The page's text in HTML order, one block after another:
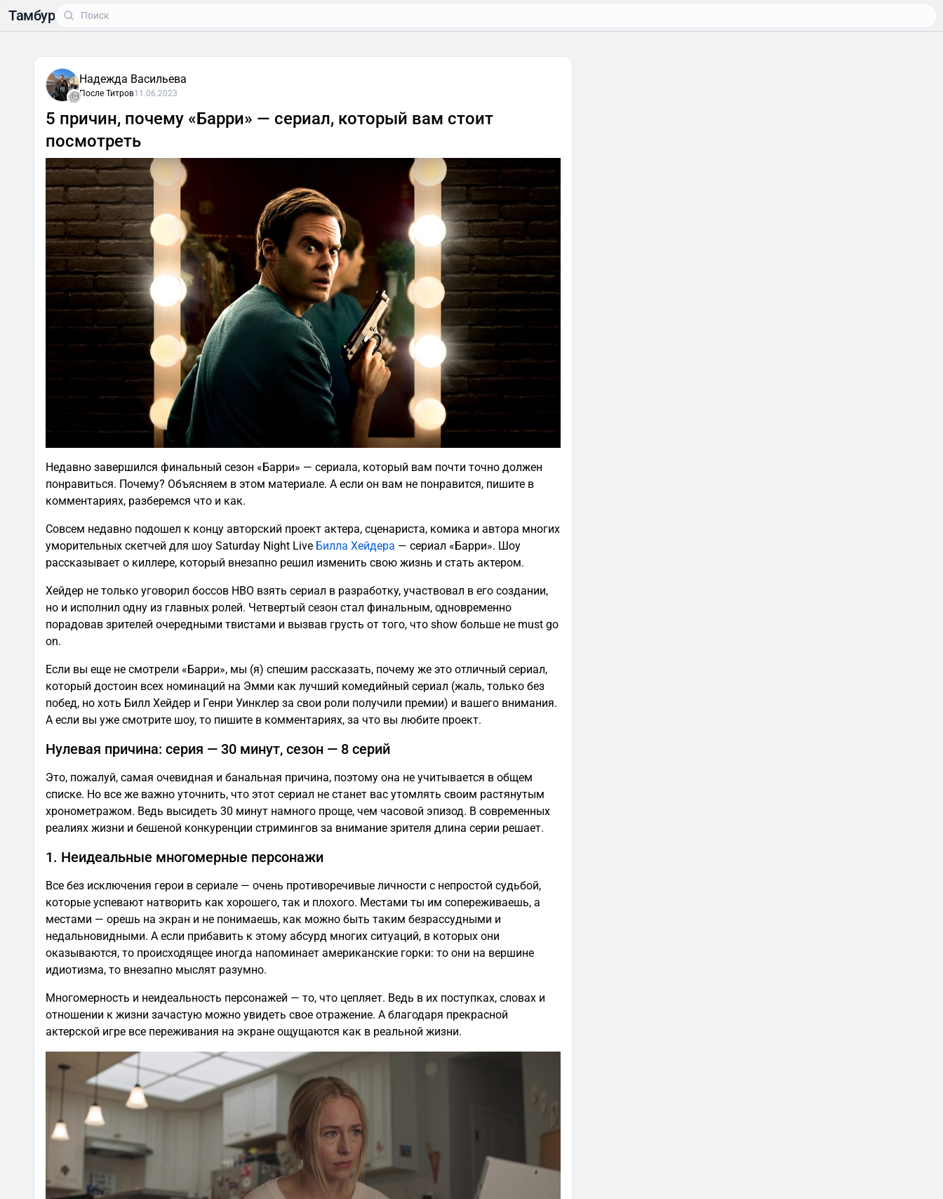
Тамбур
Надежда Васильева
После Титров11.06.2023
5 причин, почему «Барри» — сериал, который вам стоит
посмотреть
Недавно завершился финальный сезон «Барри» — сериала, который вам почти точно должен
понравиться. Почему? Объясняем в этом материале. А если он вам не понравится, пишите в
комментариях, разберемся что и как.
Совсем недавно подошел к концу авторский проект актера, сценариста, комика и автора многих
уморительных скетчей для шоу Saturday Night Live Билла Хейдера — сериал «Барри». Шоу
рассказывает о киллере, который внезапно решил изменить свою жизнь и стать актером.
Хейдер не только уговорил боссов HBO взять сериал в разработку, участвовал в его создании,
но и исполнил одну из главных ролей. Четвертый сезон стал финальным, одновременно
порадовав зрителей очередными твистами и вызвав грусть от того, что show больше не must go
on.
Если вы еще не смотрели «Барри», мы (я) спешим рассказать, почему же это отличный сериал,
который достоин всех номинаций на Эмми как лучший комедийный сериал (жаль, только без
побед, но хоть Билл Хейдер и Генри Уинклер за свои роли получили премии) и вашего внимания.
А если вы уже смотрите шоу, то пишите в комментариях, за что вы любите проект.
Нулевая причина: серия — 30 минут, сезон — 8 серий
Это, пожалуй, самая очевидная и банальная причина, поэтому она не учитывается в общем
списке. Но все же важно уточнить, что этот сериал не станет вас утомлять своим растянутым
хронометражом. Ведь высидеть 30 минут намного проще, чем часовой эпизод. В современных
реалиях жизни и бешеной конкуренции стримингов за внимание зрителя длина серии решает.
1. Неидеальные многомерные персонажи
Все без исключения герои в сериале — очень противоречивые личности с непростой судьбой,
которые успевают натворить как хорошего, так и плохого. Местами ты им сопереживаешь, а
местами — орешь на экран и не понимаешь, как можно быть таким безрассудными и
недальновидными. А если прибавить к этому абсурд многих ситуаций, в которых они
оказываются, то происходящее иногда напоминает американские горки: то они на вершине
идиотизма, то внезапно мыслят разумно.
Многомерность и неидеальность персонажей — то, что цепляет. Ведь в их поступках, словах и
отношении к жизни зачастую можно увидеть свое отражение. А благодаря прекрасной
актерской игре все переживания на экране ощущаются как в реальной жизни.